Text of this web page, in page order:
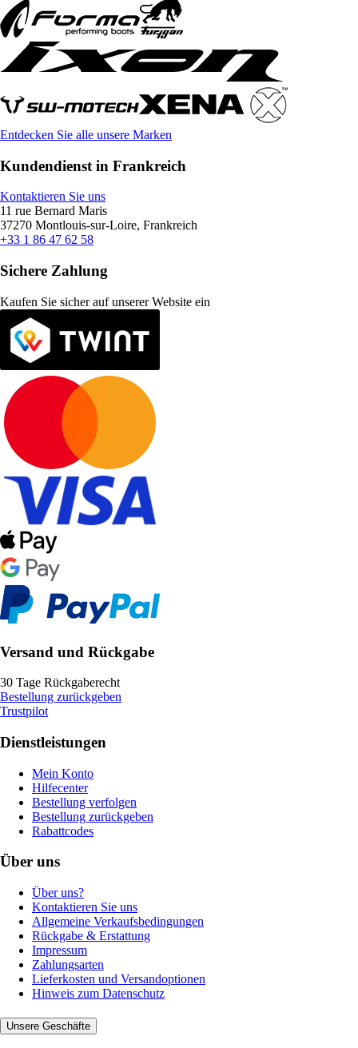
Entdecken Sie alle unsere Marken
Kundendienst in Frankreich
Kontaktieren Sie uns
11 rue Bernard Maris
37270 Montlouis-sur-Loire, Frankreich
+33 1 86 47 62 58
Sichere Zahlung
Kaufen Sie sicher auf unserer Website ein
Versand und Rückgabe
30 Tage Rückgaberecht
Bestellung zurückgeben
Trustpilot
Dienstleistungen
Mein Konto
Hilfecenter
Bestellung verfolgen
Bestellung zurückgeben
Rabattcodes
Über uns
Über uns?
Kontaktieren Sie uns
Allgemeine Verkaufsbedingungen
Rückgabe & Erstattung
Impressum
Zahlungsarten
Lieferkosten und Versandoptionen
Hinweis zum Datenschutz
Unsere Geschäfte